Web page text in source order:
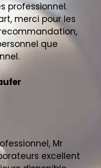
professionnel.
merci pour les
que
Mr
excellent